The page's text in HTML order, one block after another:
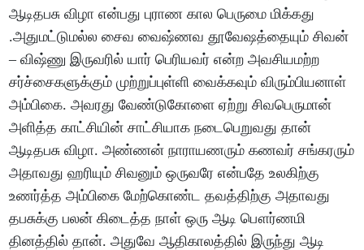
ஆடிதபசு விழா என்பது புராண கால பெருமை மிக்கது
.அதுமட்டுமல்ல சைவ வைஷ்ணவ தூவேஷத்தையும் சிவன்
– விஷ்ணு இருவரில் யார் பெரியவர் என்ற அவசியமற்ற
சர்ச்சைகளுக்கும் முற்றுப்புள்ளி வைக்கவும் விரும்பியனாள்
அம்பிகை. அவரது வேண்டுகோளை ஏற்று சிவபெருமான்
அளித்த காட்சியின் சாட்சியாக நடைபெறுவது தான்
ஆடிதபசு விழா. அண்ணன் நாராயணரும் கணவர் சங்கரரும்
அதாவது ஹரியும் சிவனும் ஒருவரே என்பதே உலகிற்கு
உணர்த்த அம்பிகை மேற்கொண்ட தவத்திற்கு அதாவது
தபசுக்கு பலன் கிடைத்த நாள் ஒரு ஆடி பௌர்ணமி
தினத்தில் தான். அதுவே ஆதிகாலத்தில் இருந்து ஆடி